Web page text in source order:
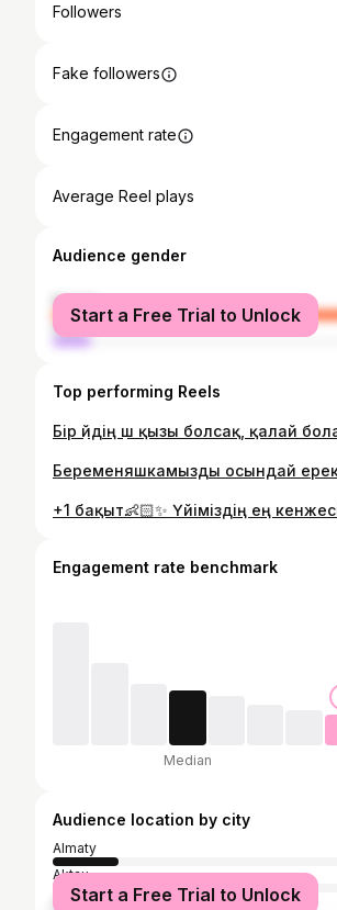
Followers
Fake followers
Engagement rate
Average Reel plays
Audience gender
female
male
Start a Free Trial to Unlock
Top performing Reels
Engagement rate benchmark
Median
Audience location by city
Almaty
Aktau
Astana
Start a Free Trial to Unlock